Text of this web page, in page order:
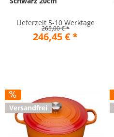
Lieferzeit 5-10 Werktage
265,00 € *
246,45 € *
Versandfrei